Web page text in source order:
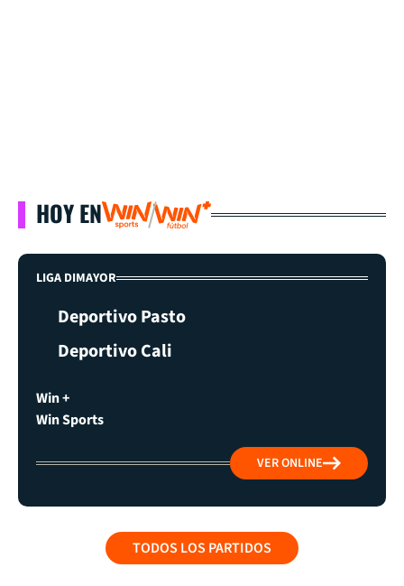
HOY EN
LIGA DIMAYOR
Deportivo Pasto
Deportivo Cali
Win +
Win Sports
VER ONLINE
TODOS LOS PARTIDOS